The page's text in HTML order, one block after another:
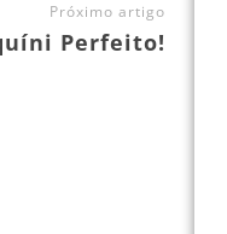
Próximo artigo
Perfeito!